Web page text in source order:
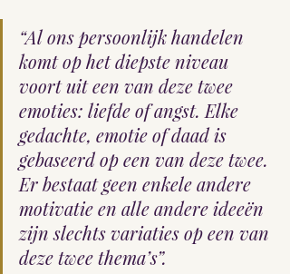
“Al ons persoonlijk handelen
komt op het diepste niveau
voort uit een van deze twee
emoties: liefde of angst. Elke
gedachte, emotie of daad is
gebaseerd op een van deze twee.
Er bestaat geen enkele andere
motivatie en alle andere ideeën
zijn slechts variaties op een van
deze twee thema’s”.